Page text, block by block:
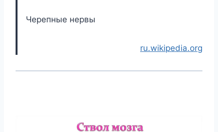
Черепные нервы
ru.wikipedia.org